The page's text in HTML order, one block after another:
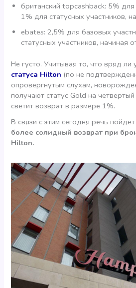
британский topcashback: 5%
1% для статусных участников,
ebates: 2,5% для базовых
статусных участников, начиная
Не густо. Учитывая то, что вряд ли
статуса Hilton (по не
опровергнутым слухам,
получают статус Gold на
светит возврат в размере 1%.
В связи с этим сегодня речь
более солидный возврат при
Hilton.